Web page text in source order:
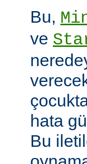
Bu,
ve
hata
Bu